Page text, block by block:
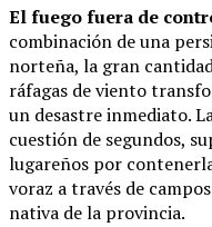
El fuego fuera de
combinación de una
norteña, la gran
ráfagas de viento
un desastre inmediato.
cuestión de segundos,
lugareños por
voraz a través de
nativa de la provincia.